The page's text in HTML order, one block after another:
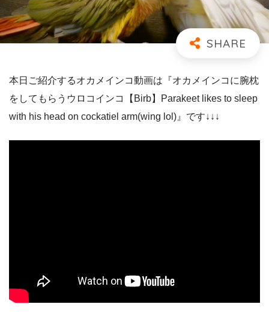
本日ご紹介するオカメインコ動画は『オカメインコに腕枕
をしてもらうウロコインコ【Birb】Parakeet likes to sleep
with his head on cockatiel arm(wing lol)』です↓↓↓